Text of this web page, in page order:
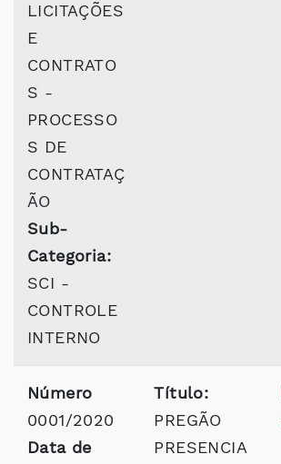
LICITAÇÕES
E
CONTRATO
S -
PROCESSO
S DE
CONTRATAÇ
ÃO
Sub-
Categoria:
SCI -
CONTROLE
INTERNO
Número
0001/2020
Data de
Título:
PREGÃO
PRESENCIA